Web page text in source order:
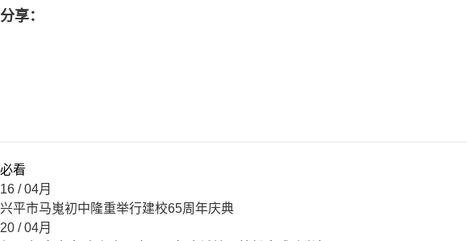
分享：
必看
16 / 04月
兴平市马嵬初中隆重举行建校65周年庆典
20 / 04月